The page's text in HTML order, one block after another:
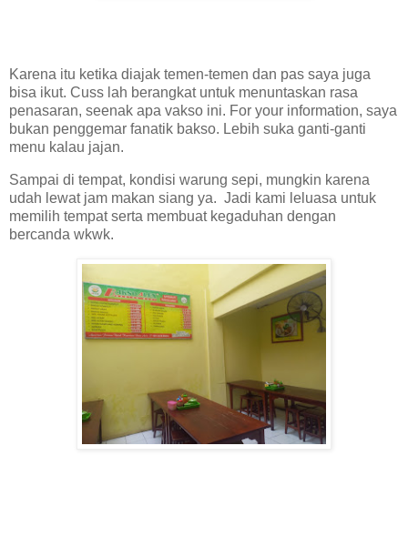
Karena itu ketika diajak temen-temen dan pas saya juga
bisa ikut. Cuss lah berangkat untuk menuntaskan rasa
penasaran, seenak apa vakso ini. For your information, saya
bukan penggemar fanatik bakso. Lebih suka ganti-ganti
menu kalau jajan.
Sampai di tempat, kondisi warung sepi, mungkin karena
udah lewat jam makan siang ya. Jadi kami leluasa untuk
memilih tempat serta membuat kegaduhan dengan
bercanda wkwk.